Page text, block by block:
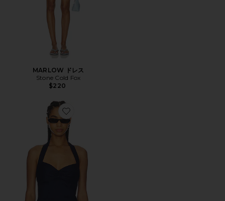
MARLOW ドレス
Stone Cold Fox
$220
Favorite ROMIE トップ